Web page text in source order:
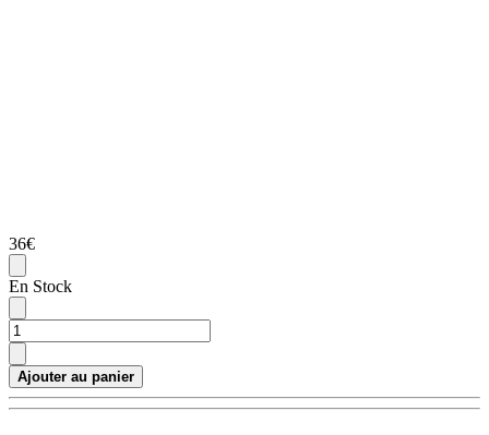
36€
En Stock
Ajouter au panier